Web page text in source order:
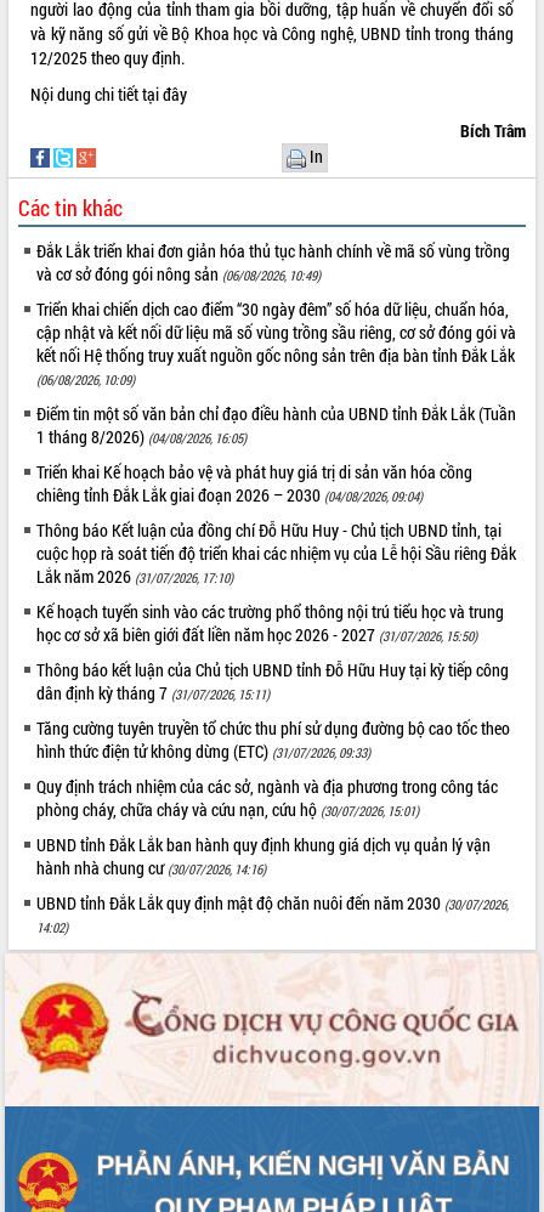
VIDEO
Loading the player...
Trailer Lễ hội Sầu riêng Đắk Lắk năm
2026
Khám bệnh, cấp phát thuốc miễn phí
và tặng quà người dân xã Cư Pui
Hội nghị UBND tỉnh Đắk Lắk thường kỳ
tháng 7/2026
Lễ truy tặng danh hiệu “Bà Mẹ Việt
Nam Anh hùng” và trao Huân chương
UBND tỉnh Đắk Lắk triển khai nhiệm
vụ 6 tháng cuối năm 2026
Kỳ họp thứ Hai, Hội đồng nhân dân
tỉnh khóa XI quyết nghị nhiều nội dung
quan trọng
Bí thư Tỉnh ủy Lương Nguyễn Minh
Triết thăm, tặng quà người có công với
cách mạng
Rà soát, hoàn thiện hệ thống thiết chế
văn hóa, thể thao đáp ứng yêu cầu
phát triển mới
Thường trực HĐND tỉnh Đắk Lắk gặp
mặt Đoàn chuyên gia y tế TP. Hồ Chí
Minh
Lễ truy điệu và an táng hài cốt liệt sĩ
tại Nghĩa trang Liệt sĩ xã Sơn Hòa
Bàn giải pháp tháo gỡ khó khăn trong
xuất khẩu sầu riêng và triển khai quy
định EUDR
Thứ trưởng Bộ Nông nghiệp và Môi
trường Nguyễn Hoàng Hiệp khảo sát
vùng trồng và doanh nghiệp đóng gói
sầu riêng tại Đắk Lắk
Trình diễn nghệ thuật chế biến các
Đắk Lắk công bố Quy hoạch và xúc
tiến đầu tư tỉnh
Ngành cá ngừ Đắk Lắk chủ động thích
ALBUM ẢNH
LIÊN KẾT WEB
THỐNG KÊ TRUY CẬP
Hôm nay:
25784
Tất cả:
66111452
người lao động của tỉnh tham gia bồi dưỡng, tập huấn về chuyển đổi số
và kỹ năng số gửi về Bộ Khoa học và Công nghệ, UBND tỉnh trong tháng
12/2025 theo quy định.
Nội dung chi tiếttại đây
Bích Trâm
In
Các tin khác
Đắk Lắk triển khai đơn giản hóa thủ tục hành chính về mã số vùng trồng
và cơ sở đóng gói nông sản (06/08/2026, 10:49)
Triển khai chiến dịch cao điểm “30 ngày đêm” số hóa dữ liệu, chuẩn hóa,
cập nhật và kết nối dữ liệu mã số vùng trồng sầu riêng, cơ sở đóng gói và
kết nối Hệ thống truy xuất nguồn gốc nông sản trên địa bàn tỉnh Đắk Lắk
(06/08/2026, 10:09)
Điểm tin một số văn bản chỉ đạo điều hành của UBND tỉnh Đắk Lắk (Tuần
1 tháng 8/2026) (04/08/2026, 16:05)
Triển khai Kế hoạch bảo vệ và phát huy giá trị di sản văn hóa cồng
chiêng tỉnh Đắk Lắk giai đoạn 2026 – 2030 (04/08/2026, 09:04)
Thông báo Kết luận của đồng chí Đỗ Hữu Huy - Chủ tịch UBND tỉnh, tại
cuộc họp rà soát tiến độ triển khai các nhiệm vụ của Lễ hội Sầu riêng Đắk
Lắk năm 2026 (31/07/2026, 17:10)
Kế hoạch tuyển sinh vào các trường phổ thông nội trú tiểu học và trung
học cơ sở xã biên giới đất liền năm học 2026 - 2027 (31/07/2026, 15:50)
Thông báo kết luận của Chủ tịch UBND tỉnh Đỗ Hữu Huy tại kỳ tiếp công
dân định kỳ tháng 7 (31/07/2026, 15:11)
Tăng cường tuyên truyền tổ chức thu phí sử dụng đường bộ cao tốc theo
hình thức điện tử không dừng (ETC) (31/07/2026, 09:33)
Quy định trách nhiệm của các sở, ngành và địa phương trong công tác
phòng cháy, chữa cháy và cứu nạn, cứu hộ (30/07/2026, 15:01)
UBND tỉnh Đắk Lắk ban hành quy định khung giá dịch vụ quản lý vận
hành nhà chung cư (30/07/2026, 14:16)
UBND tỉnh Đắk Lắk quy định mật độ chăn nuôi đến năm 2030 (30/07/2026,
14:02)